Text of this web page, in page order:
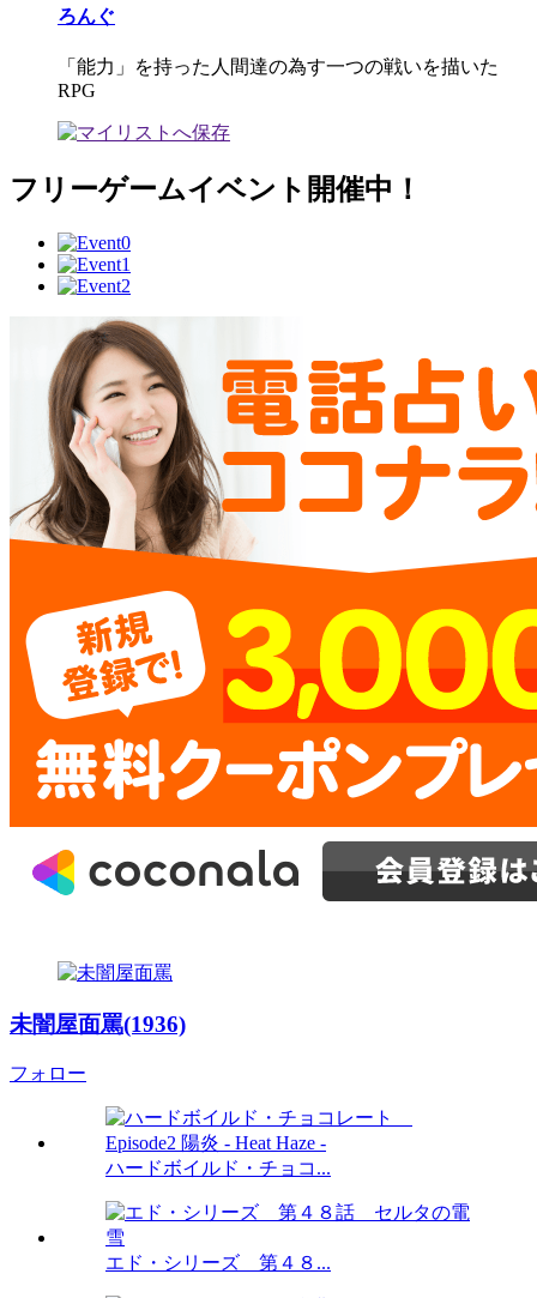
ろんぐ
「能力」を持った人間達の為す一つの戦いを描いた
RPG
フリーゲームイベント開催中！
未闇屋面罵(1936)
フォロー
ハードボイルド・チョコ...
エド・シリーズ 第４８...